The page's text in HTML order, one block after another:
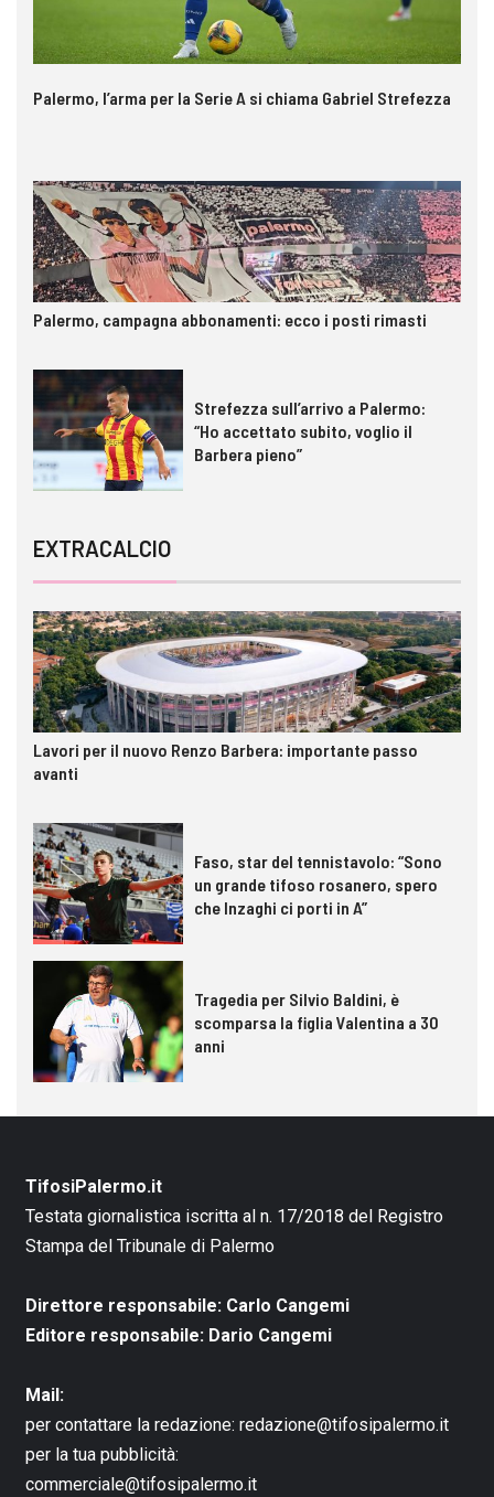
Palermo, l’arma per la Serie A si chiama Gabriel Strefezza
Palermo, campagna abbonamenti: ecco i posti rimasti
Strefezza sull’arrivo a Palermo:
“Ho accettato subito, voglio il
Barbera pieno”
EXTRACALCIO
Lavori per il nuovo Renzo Barbera: importante passo
avanti
Faso, star del tennistavolo: “Sono
un grande tifoso rosanero, spero
che Inzaghi ci porti in A”
Tragedia per Silvio Baldini, è
scomparsa la figlia Valentina a 30
anni
TifosiPalermo.it
Testata giornalistica iscritta al n. 17/2018 del Registro
Stampa del Tribunale di Palermo
Direttore responsabile: Carlo Cangemi
Editore responsabile: Dario Cangemi
Mail:
per contattare la redazione: redazione@tifosipalermo.it
per la tua pubblicità:
commerciale@tifosipalermo.it